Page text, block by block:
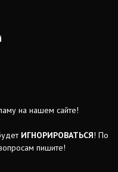
на нашем сайте!
ИГНОРИРОВАТЬСЯ! По
пишите!